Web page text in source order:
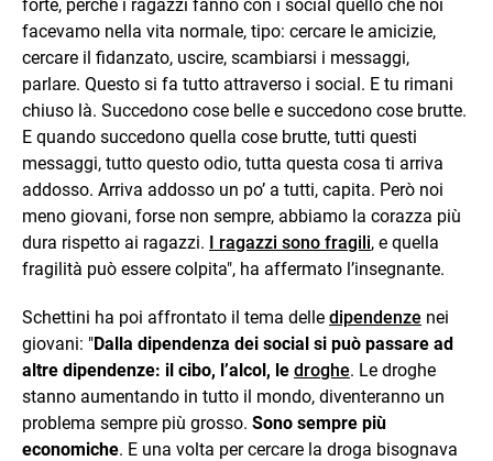
forte, perché i ragazzi fanno con i social quello che noi
facevamo nella vita normale, tipo: cercare le amicizie,
cercare il fidanzato, uscire, scambiarsi i messaggi,
parlare. Questo si fa tutto attraverso i social. E tu rimani
chiuso là. Succedono cose belle e succedono cose brutte.
E quando succedono quella cose brutte, tutti questi
messaggi, tutto questo odio, tutta questa cosa ti arriva
addosso. Arriva addosso un po’ a tutti, capita. Però noi
meno giovani, forse non sempre, abbiamo la corazza più
dura rispetto ai ragazzi. I ragazzi sono fragili, e quella
fragilità può essere colpita", ha affermato l’insegnante.
Schettini ha poi affrontato il tema delle dipendenze nei
giovani: "Dalla dipendenza dei social si può passare ad
altre dipendenze: il cibo, l’alcol, le droghe. Le droghe
stanno aumentando in tutto il mondo, diventeranno un
problema sempre più grosso. Sono sempre più
economiche. E una volta per cercare la droga bisognava